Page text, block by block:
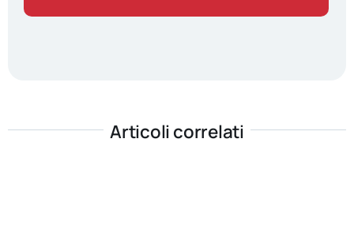
Articoli correlati